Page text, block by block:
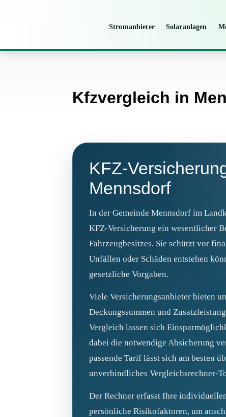
Stromanbieter Solaranlagen
Kfzvergleich in
KFZ-
Mennsdorf
In der Gemeinde Mennsdorf im
KFZ-Versicherung ein wesentlicher
Fahrzeugbesitzes. Sie schützt vor
Unfällen oder Schäden entstehen
gesetzliche Vorgaben.
Viele Versicherungsanbieter bieten
Deckungssummen und
Vergleich lassen sich
dabei die notwendige Absicherung
passende Tarif lässt sich am besten
unverbindliches
Der Rechner erfasst Ihre
persönliche Risikofaktoren, um